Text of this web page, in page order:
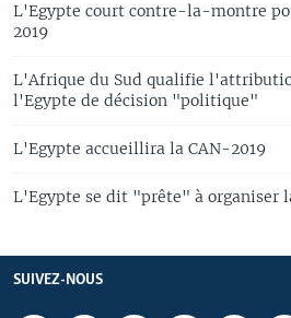
L'Egypte court contre-la-montre
2019
L'Afrique du Sud qualifie
l'Egypte de décision "politique"
L'Egypte accueillira la CAN-2019
L'Egypte se dit "prête" à organiser
SUIVEZ-NOUS